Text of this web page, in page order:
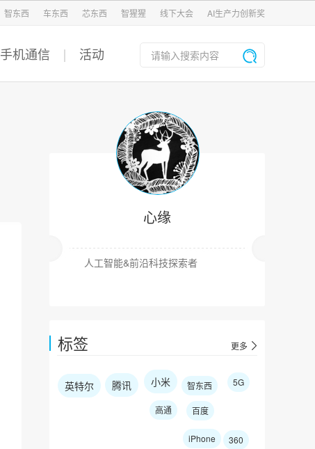
智东西 车东西 芯东西 智猩猩 线下大会 AI生产力创新奖
手机通信 活动
心缘
人工智能&前沿科技探索者
标签 更多
英特尔 腾讯 小米 智东西 5G
高通 百度
iPhone 360